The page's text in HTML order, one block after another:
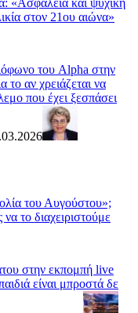
«Ασφάλεια και ψυχική
στον 21ου αιώνα»
του Alpha στην
αν χρειάζεται να
που έχει ξεσπάσει
του Αυγούστου»;
να το διαχειριστούμε
στην εκπομπή live
είναι μπροστά δε